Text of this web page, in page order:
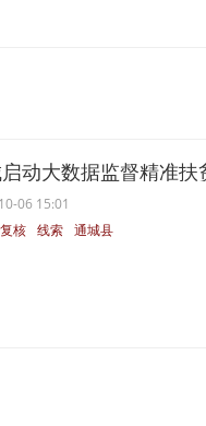
动大数据监督精准扶
06 15:01
复核 线索 通城县